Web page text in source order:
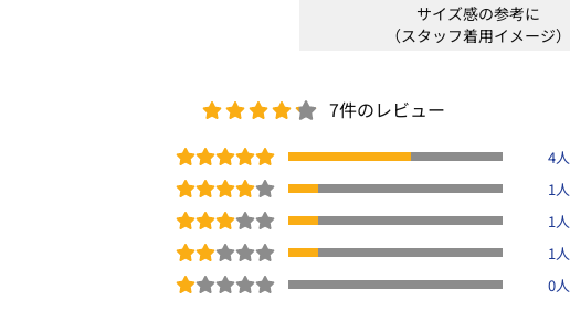
サイズ感：程よいゆるカーブシルエット
素材感：夏でも快適なライトオンスでヒンヤリ気持
＊＊＊＊＊＊＊＊＊＊＊＊＊＊＊＊＊＊＊＊＊＊
※商品画像は、光の当たり具合やパソコンやスマ
より、実際の色味と異なって見える場合がござい
予めご了承ください。
□ 洗濯機OK
サイズ感の参考に
（スタッフ着用イメージ）
7件のレビュー
4人
1人
1人
1人
0人